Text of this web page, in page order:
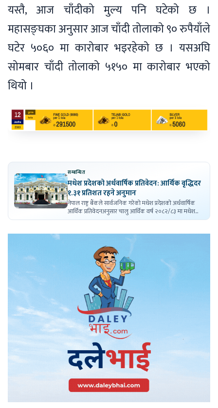
यस्तै, आज चाँदीको मुल्य पनि घटेको छ ।
महासङ्घका अनुसार आज चाँदी तोलाको ९० रुपैयाँले
घटेर ५०६० मा कारोबार भइरहेको छ । यसअघि
सोमबार चाँदी तोलाको ५१५० मा कारोबार भएको
थियो ।
सम्बन्धित
मधेश प्रदेशको अर्धवार्षिक प्रतिवेदन: आर्थिक वृद्धिदर
१.३१ प्रतिशत रहने अनुमान
नेपाल राष्ट्र बैंकले सार्वजनिक गरेको मधेश प्रदेशको अर्धवार्षिक
आर्थिक प्रतिवेदनअनुसार चालु आर्थिक वर्ष २०८२/८३ मा मधेश
प्रदेशको आर्थिक वृद्धिदर १.३१ प्रतिशत रहने अनुमान गरिएको छ ।